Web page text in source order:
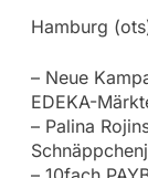
Hamburg
– Neue
EDEKA-
– Palina